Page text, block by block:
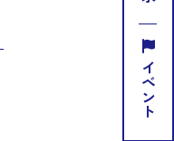
イベント